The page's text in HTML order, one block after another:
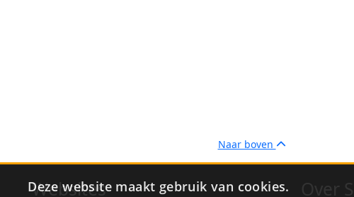
Naar boven
Websites
Deze website maakt gebruik van cookies.